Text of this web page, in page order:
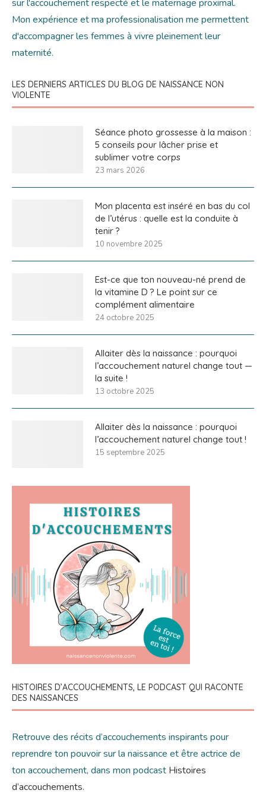
sur l'accouchement respecté et le maternage proximal.
Mon expérience et ma professionalisation me permettent
d'accompagner les femmes à vivre pleinement leur
maternité.
LES DERNIERS ARTICLES DU BLOG DE NAISSANCE NON
VIOLENTE
Séance photo grossesse à la maison :
5 conseils pour lâcher prise et
sublimer votre corps
23 mars 2026
Mon placenta est inséré en bas du col
de l’utérus : quelle est la conduite à
tenir ?
10 novembre 2025
Est-ce que ton nouveau-né prend de
la vitamine D ? Le point sur ce
complément alimentaire
24 octobre 2025
Allaiter dès la naissance : pourquoi
l’accouchement naturel change tout —
la suite !
13 octobre 2025
Allaiter dès la naissance : pourquoi
l’accouchement naturel change tout !
15 septembre 2025
HISTOIRES D’ACCOUCHEMENTS, LE PODCAST QUI RACONTE
DES NAISSANCES
Retrouve des récits d’accouchements inspirants pour
reprendre ton pouvoir sur la naissance et être actrice de
ton accouchement, dans mon podcast Histoires
d’accouchements.